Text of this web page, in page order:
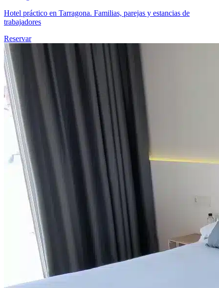
Hotel práctico en Tarragona. Familias, parejas y estancias de
trabajadores
Reservar